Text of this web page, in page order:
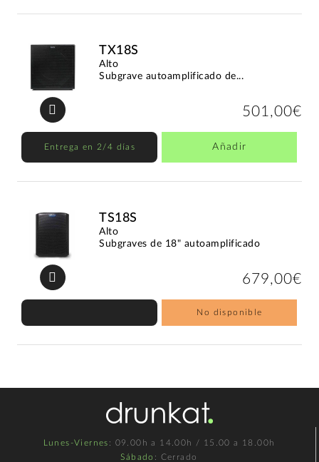
TX18S
Alto
Subgrave autoamplificado de...
501,00€
Entrega en 2/4 días Añadir
TS18S
Alto
Subgraves de 18" autoamplificado
679,00€
No disponible
Lunes-Viernes : 09.00h a 14.00h / 15.00 a 18.00h
Sábado : Cerrado